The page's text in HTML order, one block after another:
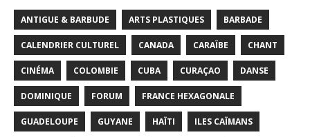
ANTIGUE & BARBUDE ARTS PLASTIQUES BARBADE
CALENDRIER CULTUREL CANADA CARAÏBE CHANT
CINÉMA COLOMBIE CUBA CURAÇAO DANSE
DOMINIQUE FORUM FRANCE HEXAGONALE
GUADELOUPE GUYANE HAÏTI ILES CAÏMANS